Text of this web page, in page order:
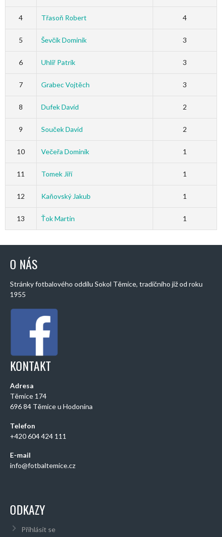
4 Třasoň Robert 4
5 Ševčík Dominik 3
6 Uhlíř Patrik 3
7 Grabec Vojtěch 3
8 Dufek David 2
9 Souček David 2
10 Večeřa Dominik 1
11 Tomek Jiří 1
12 Kaňovský Jakub 1
13 Ťok Martin 1
O NÁS
Stránky fotbalového oddílu Sokol Těmice, tradičního již od roku
1955
KONTAKT
Adresa
Těmice 174
696 84 Těmice u Hodonína
Telefon
+420 604 424 111
E-mail
info@fotbaltemice.cz
ODKAZY
Přihlásit se